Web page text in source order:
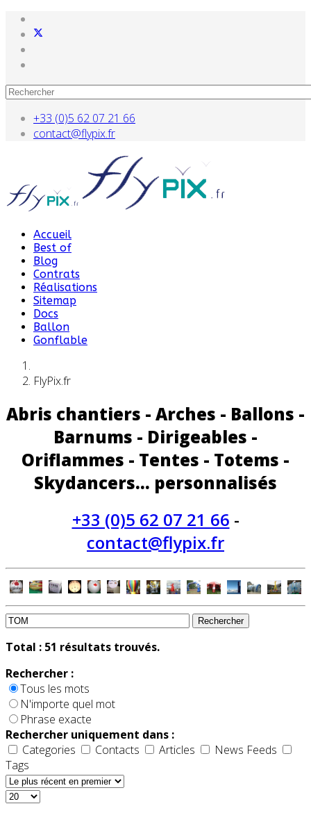
+33 (0)5 62 07 21 66
contact@flypix.fr
Accueil
Best of
Blog
Contrats
Réalisations
Sitemap
Docs
Ballon
Gonflable
FlyPix.fr
Abris chantiers - Arches - Ballons -
Barnums - Dirigeables -
Oriflammes - Tentes - Totems -
Skydancers... personnalisés
+33 (0)5 62 07 21 66 -
contact@flypix.fr
Rechercher
Total : 51 résultats trouvés.
Rechercher :
Tous les mots
N'importe quel mot
Phrase exacte
Rechercher uniquement dans :
Categories
Contacts Articles
News Feeds
Tags